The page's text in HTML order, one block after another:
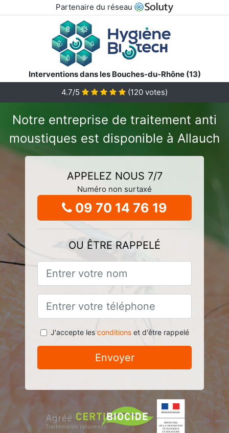
Partenaire du réseau
Interventions dans les Bouches-du-Rhône (13)
4.7/5
(120 votes)
Notre entreprise de traitement anti
moustiques est disponible à Allauch
APPELEZ NOUS 7/7
Numéro non surtaxé
09 70 14 76 19
OU ÊTRE RAPPELÉ
J'accepte les conditionset d'être rappelé
Envoyer